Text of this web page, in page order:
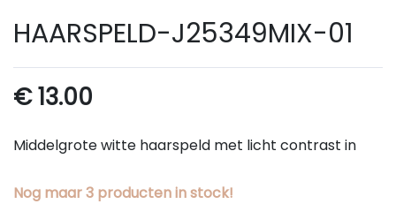
HAARSPELD-J25349MIX-01
€13.00
Middelgrote witte haarspeld met licht contrast in
Nog maar3 productenin stock!